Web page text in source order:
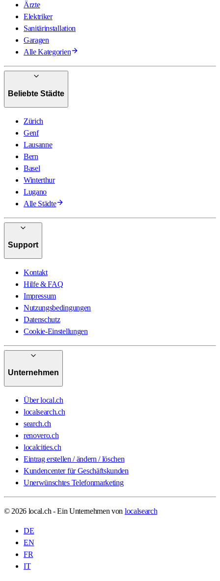
Ärzte
Elektriker
Sanitärinstallation
Garagen
Alle Kategorien
Beliebte Städte
Zürich
Genf
Lausanne
Bern
Basel
Winterthur
Lugano
Alle Städte
Support
Kontakt
Hilfe & FAQ
Impressum
Nutzungsbedingungen
Datenschutz
Cookie-Einstellungen
Unternehmen
Über local.ch
localsearch.ch
search.ch
renovero.ch
localcities.ch
Eintrag erstellen / ändern / löschen
Kundencenter für Geschäftskunden
Unerwünschtes Telefonmarketing
© 2026 local.ch - Ein Unternehmen von localsearch
DE
EN
FR
IT